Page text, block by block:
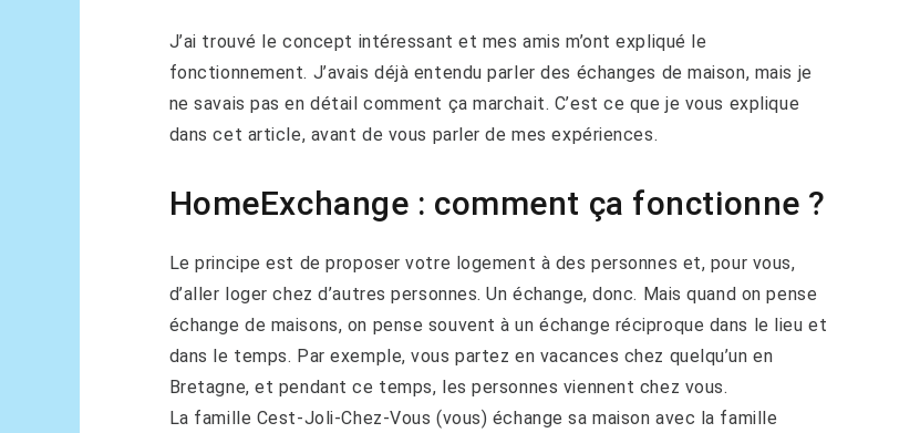
J’ai trouvé le concept intéressant et mes amis m’ont expliqué le
fonctionnement. J’avais déjà entendu parler des échanges de maison, mais je
ne savais pas en détail comment ça marchait. C’est ce que je vous explique
dans cet article, avant de vous parler de mes expériences.
HomeExchange : comment ça fonctionne ?
Le principe est de proposer votre logement à des personnes et, pour vous,
d’aller loger chez d’autres personnes. Un échange, donc. Mais quand on pense
échange de maisons, on pense souvent à un échange réciproque dans le lieu et
dans le temps. Par exemple, vous partez en vacances chez quelqu’un en
Bretagne, et pendant ce temps, les personnes viennent chez vous.
La famille Cest-Joli-Chez-Vous (vous) échange sa maison avec la famille